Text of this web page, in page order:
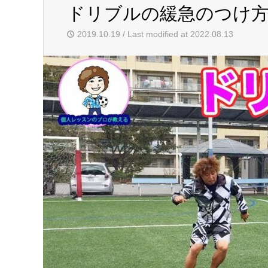
ドリブルの緩急のつけ
2019.10.19 / Last modified at 2022.08.13